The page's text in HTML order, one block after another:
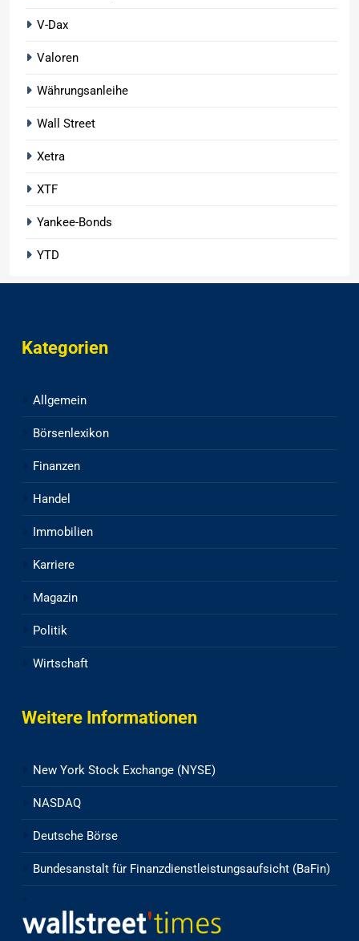
V-Dax
Valoren
Währungsanleihe
Wall Street
Xetra
XTF
Yankee-Bonds
YTD
Kategorien
Allgemein
Börsenlexikon
Finanzen
Handel
Immobilien
Karriere
Magazin
Politik
Wirtschaft
Weitere Informationen
New York Stock Exchange (NYSE)
NASDAQ
Deutsche Börse
Bundesanstalt für Finanzdienstleistungsaufsicht (BaFin)